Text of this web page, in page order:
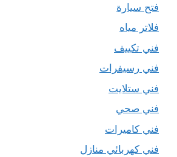
فتح سيارة
فلاتر مياه
فني تكييف
فني رسيفرات
فني ستلايت
فني صحي
فني كاميرات
فني كهربائي منازل